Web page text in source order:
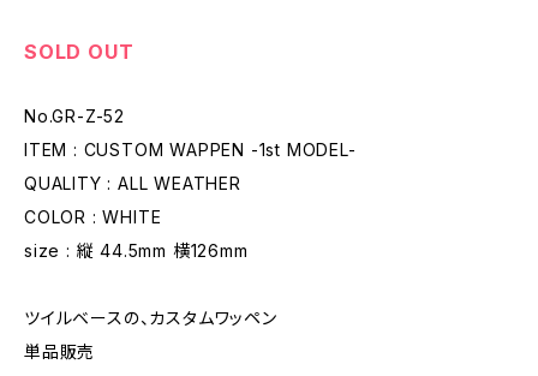
SOLD OUT
No.GR-Z-52
ITEM : CUSTOM WAPPEN -1st MODEL-
QUALITY : ALL WEATHER
COLOR : WHITE
size : 縦 44.5mm 横126mm
ツイルベースの、カスタムワッペン
単品販売